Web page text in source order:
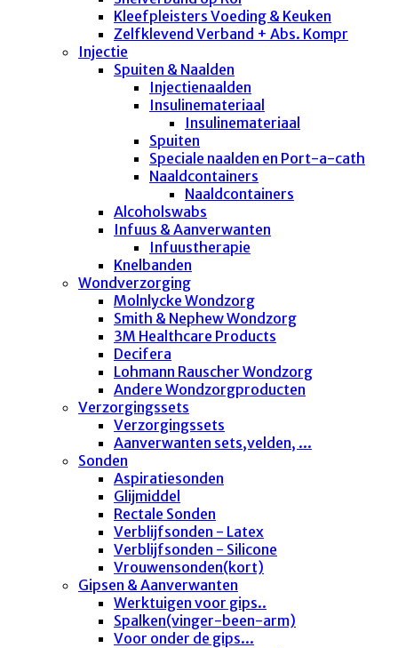
Kleefpleisters Voeding & Keuken
Zelfklevend Verband + Abs. Kompr
Injectie
Spuiten & Naalden
Injectienaalden
Insulinemateriaal
Insulinemateriaal
Spuiten
Speciale naalden en Port-a-cath
Naaldcontainers
Naaldcontainers
Alcoholswabs
Infuus & Aanverwanten
Infuustherapie
Knelbanden
Wondverzorging
Molnlycke Wondzorg
Smith & Nephew Wondzorg
3M Healthcare Products
Decifera
Lohmann Rauscher Wondzorg
Andere Wondzorgproducten
Verzorgingssets
Verzorgingssets
Aanverwanten sets,velden, ...
Sonden
Aspiratiesonden
Glijmiddel
Rectale Sonden
Verblijfsonden - Latex
Verblijfsonden - Silicone
Vrouwensonden(kort)
Gipsen & Aanverwanten
Werktuigen voor gips..
Spalken(vinger-been-arm)
Voor onder de gips...